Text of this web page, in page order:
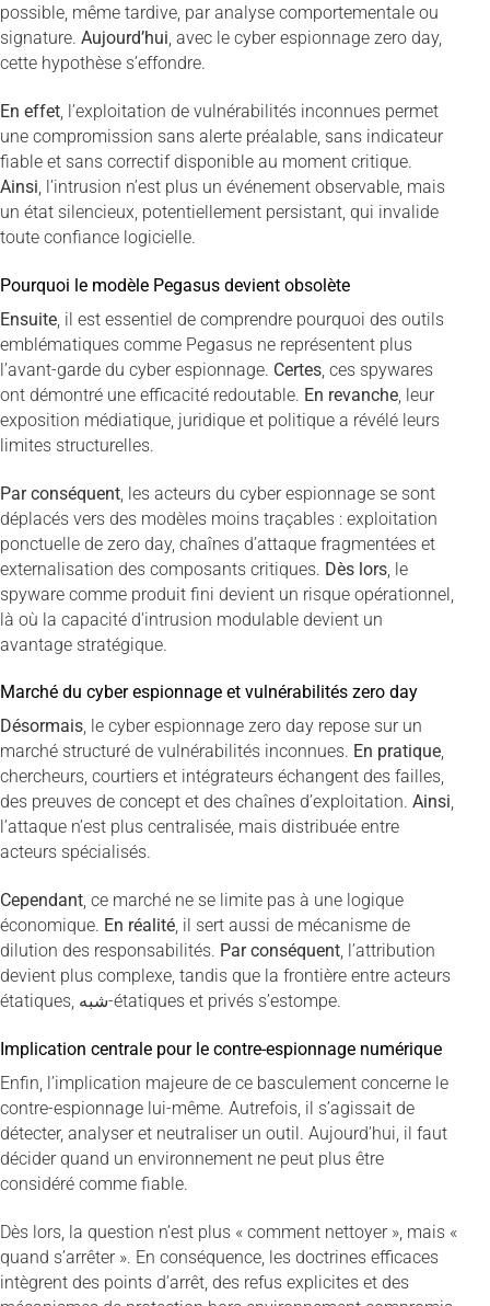
possible, même tardive, par analyse comportementale ou
signature. Aujourd’hui, avec le cyber espionnage zero day,
cette hypothèse s’effondre.
En effet, l’exploitation de vulnérabilités inconnues permet
une compromission sans alerte préalable, sans indicateur
fiable et sans correctif disponible au moment critique.
Ainsi, l’intrusion n’est plus un événement observable, mais
un état silencieux, potentiellement persistant, qui invalide
toute confiance logicielle.
Pourquoi le modèle Pegasus devient obsolète
Ensuite, il est essentiel de comprendre pourquoi des outils
emblématiques comme Pegasus ne représentent plus
l’avant-garde du cyber espionnage. Certes, ces spywares
ont démontré une efficacité redoutable. En revanche, leur
exposition médiatique, juridique et politique a révélé leurs
limites structurelles.
Par conséquent , les acteurs du cyber espionnage se sont
déplacés vers des modèles moins traçables : exploitation
ponctuelle de zero day, chaînes d’attaque fragmentées et
externalisation des composants critiques. Dès lors , le
spyware comme produit fini devient un risque opérationnel,
là où la capacité d’intrusion modulable devient un
avantage stratégique.
Marché du cyber espionnage et vulnérabilités zero day
Désormais, le cyber espionnage zero day repose sur un
marché structuré de vulnérabilités inconnues. En pratique,
chercheurs, courtiers et intégrateurs échangent des failles,
des preuves de concept et des chaînes d’exploitation. Ainsi,
l’attaque n’est plus centralisée, mais distribuée entre
acteurs spécialisés.
Cependant, ce marché ne se limite pas à une logique
économique. En réalité, il sert aussi de mécanisme de
dilution des responsabilités. Par conséquent, l’attribution
devient plus complexe, tandis que la frontière entre acteurs
étatiques, شبه-étatiques et privés s’estompe.
Implication centrale pour le contre-espionnage numérique
Enfin, l’implication majeure de ce basculement concerne le
contre-espionnage lui-même. Autrefois, il s’agissait de
détecter, analyser et neutraliser un outil. Aujourd’hui, il faut
décider quand un environnement ne peut plus être
considéré comme fiable.
Dès lors, la question n’est plus « comment nettoyer », mais «
quand s’arrêter ». En conséquence, les doctrines efficaces
intègrent des points d’arrêt, des refus explicites et des